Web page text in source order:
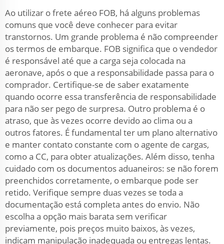
Ao utilizar o frete aéreo FOB, há alguns problemas
comuns que você deve conhecer para evitar
transtornos. Um grande problema é não compreender
os termos de embarque. FOB significa que o vendedor
é responsável até que a carga seja colocada na
aeronave, após o que a responsabilidade passa para o
comprador. Certifique-se de saber exatamente
quando ocorre essa transferência de responsabilidade
para não ser pego de surpresa. Outro problema é o
atraso, que às vezes ocorre devido ao clima ou a
outros fatores. É fundamental ter um plano alternativo
e manter contato constante com o agente de cargas,
como a CC, para obter atualizações. Além disso, tenha
cuidado com os documentos aduaneiros: se não forem
preenchidos corretamente, o embarque pode ser
retido. Verifique sempre duas vezes se toda a
documentação está completa antes do envio. Não
escolha a opção mais barata sem verificar
previamente, pois preços muito baixos, às vezes,
indicam manipulação inadequada ou entregas lentas.